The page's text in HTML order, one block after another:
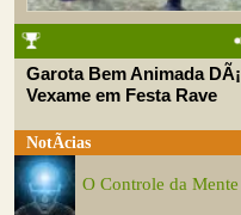
Garota Bem Animada DÃ¡
Vexame em Festa Rave
NotÃ­cias
O Controle da Mente